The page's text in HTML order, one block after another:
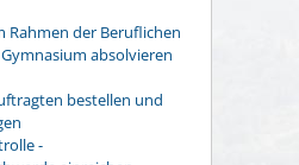
Rahmen der Beruflichen
absolvieren
bestellen und
-